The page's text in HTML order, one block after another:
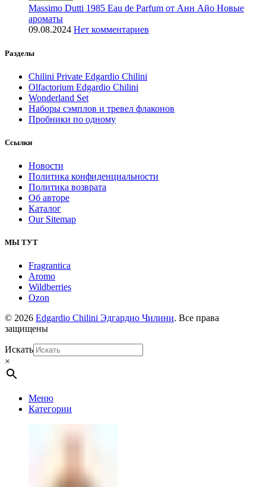
Massimo Dutti 1985 Eau de Parfum от Анн Айо Новые
ароматы
09.08.2024 Нет комментариев
Разделы
Chilini Private Edgardio Chilini
Olfactorium Edgardio Chilini
Wonderland Set
Наборы сэмплов и тревел флаконов
Пробники по одному
Ссылки
Новости
Политика конфиденциальности
Политика возврата
Об авторе
Каталог
Our Sitemap
МЫ ТУТ
Fragrantica
Aromo
Wildberries
Ozon
© 2026 Edgardio Chilini Эдгардио Чилини. Все права
защищены
Искать
×
Меню
Категории